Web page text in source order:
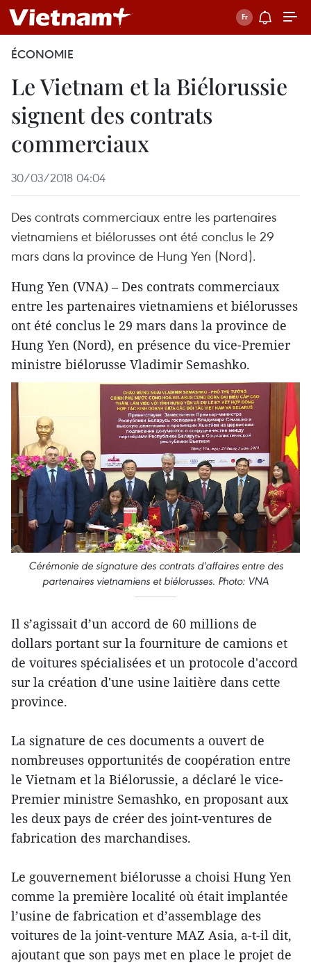
ÉCONOMIE
Le Vietnam et la Biélorussie​
signent des ​contrats
commerciaux
30/03/2018 04:04
Des contrats commerciaux entre les partenaires
vietnamiens et biélorusses ont été conclus le 29
mars dans la province de Hung Yen (Nord).
Hung Yen (VNA) – Des contrats commerciaux
entre les partenaires vietnamiens et biélorusses
ont été conclus le 29 mars dans la province de
Hung Yen (Nord), en présence du vice-Premier
ministre biélorusse Vladimir Semashko.
Cérémonie de signature des contrats d'affaires entre des
partenaires vietnamiens et biélorusses. Photo: VNA
Il s’agissait d’un accord de 60 millions de
dollars portant sur la fourniture de camions et
de voitures spécialisées et un protocole d'accord
sur la création d'une usine laitière dans cette
province.
La signature de ces documents a ouvert de
nombreuses opportunités de coopération entre
le Vietnam et la Biélorussie, a déclaré le vice-
Premier ministre Semashko, en proposant aux
les deux pays de créer des joint-ventures de
fabrication des marchandises.
Le gouvernement biélorusse a choisi Hung Yen
comme la première localité où était implantée
l’usine de fabrication et d’assemblage des
voitures de la joint-venture MAZ Asia, a-t-il dit,
ajoutant que son pays met en place le projet de